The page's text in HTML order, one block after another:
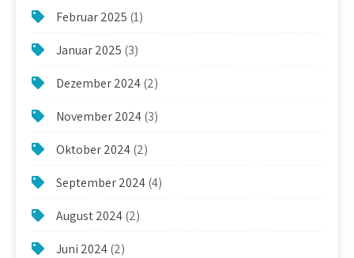
Februar 2025 (1)
Januar 2025 (3)
Dezember 2024(2)
November 2024(3)
Oktober 2024(2)
September 2024(4)
August 2024(2)
Juni 2024(2)